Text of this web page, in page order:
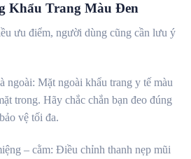
Khẩu Trang Màu Đen
ưu điểm, người dùng cũng cần lưu ý
ngoài: Mặt ngoài khẩu trang y tế màu
trong. Hãy chắc chắn bạn đeo đúng
vệ tối đa.
– cằm: Điều chỉnh thanh nẹp mũi